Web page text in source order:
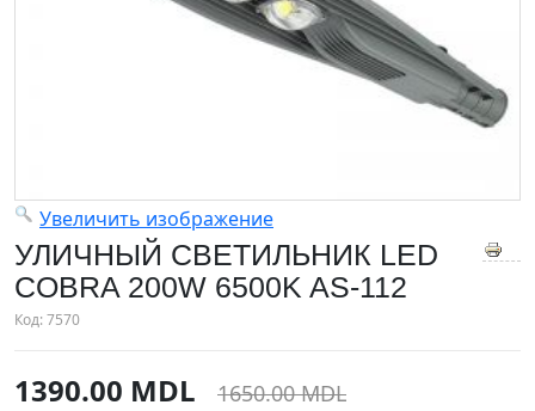
Увеличить изображение
УЛИЧНЫЙ СВЕТИЛЬНИК LED
COBRA 200W 6500K AS-112
Код:7570
1390.00 MDL 1650.00 MDL